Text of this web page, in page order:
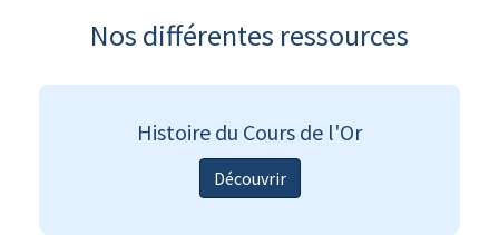
Nos différentes ressources
Histoire du Cours de l'Or
Découvrir